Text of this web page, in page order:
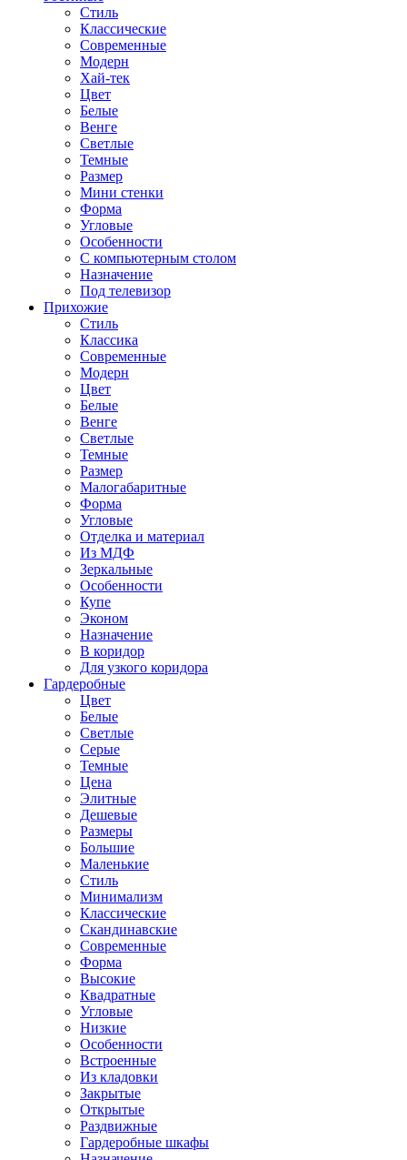
Стиль
Классические
Современные
Модерн
Хай-тек
Цвет
Белые
Венге
Светлые
Темные
Размер
Мини стенки
Форма
Угловые
Особенности
С компьютерным столом
Назначение
Под телевизор
Прихожие
Стиль
Классика
Современные
Модерн
Цвет
Белые
Венге
Светлые
Темные
Размер
Малогабаритные
Форма
Угловые
Отделка и материал
Из МДФ
Зеркальные
Особенности
Купе
Эконом
Назначение
В коридор
Для узкого коридора
Гардеробные
Цвет
Белые
Светлые
Серые
Темные
Цена
Элитные
Дешевые
Размеры
Большие
Маленькие
Стиль
Минимализм
Классические
Скандинавские
Современные
Форма
Высокие
Квадратные
Угловые
Низкие
Особенности
Встроенные
Из кладовки
Закрытые
Открытые
Раздвижные
Гардеробные шкафы